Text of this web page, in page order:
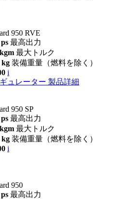
950 RVE
最高出力
最大トルク
kg 装備重量（燃料を除く）
i
ュレーター 製品詳細
950 SP
最高出力
最大トルク
kg 装備重量（燃料を除く）
i
950
最高出力